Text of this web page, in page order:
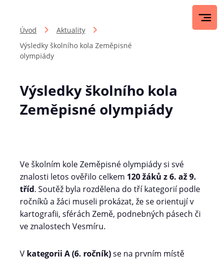
Úvod
Aktuality
Výsledky školního kola Zeměpisné
olympiády
Výsledky školního kola
Zeměpisné olympiády
Ve školním kole Zeměpisné olympiády si své
znalosti letos ověřilo celkem 120 žáků z 6. až 9.
tříd. Soutěž byla rozdělena do tří kategorií podle
ročníků a žáci museli prokázat, že se orientují v
kartografii, sférách Země, podnebných pásech či
ve znalostech Vesmíru.
V kategorii A (6. ročník)se na prvním místě